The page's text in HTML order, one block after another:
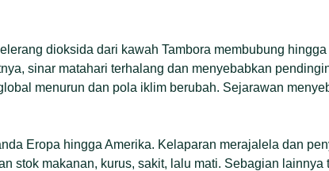
dioksida dari kawah Tambora membubung hingga
sinar matahari terhalang dan menyebabkan
menurun dan pola iklim berubah. Sejarawan
Eropa hingga Amerika. Kelaparan merajalela dan
stok makanan, kurus, sakit, lalu mati. Sebagian lainnya